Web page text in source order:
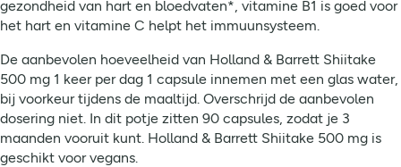
gezondheid van hart en bloedvaten*, vitamine B1 is goed voor
het hart en vitamine C helpt het immuunsysteem.
De aanbevolen hoeveelheid van Holland & Barrett Shiitake
500 mg 1 keer per dag 1 capsule innemen met een glas water,
bij voorkeur tijdens de maaltijd. Overschrijd de aanbevolen
dosering niet. In dit potje zitten 90 capsules, zodat je 3
maanden vooruit kunt. Holland & Barrett Shiitake 500 mg is
geschikt voor vegans.